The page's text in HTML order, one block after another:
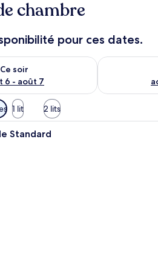
chambre
pour ces dates.
Ce soir
6 - août 7
pour ce soir août 6 - août 7
Vérifier la
1 lit 2 lits
Une chambre d’hôtel avec
Standard